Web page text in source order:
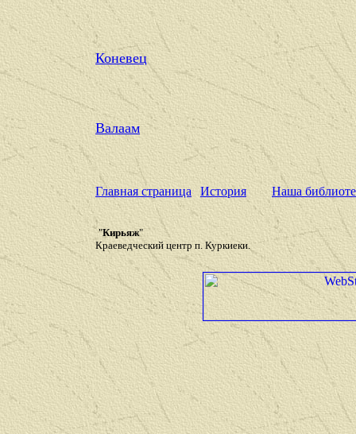
Коневец
Валаам
Главная страница История Наша
"Кирьяж"
Краеведческий центр п. Куркиеки.